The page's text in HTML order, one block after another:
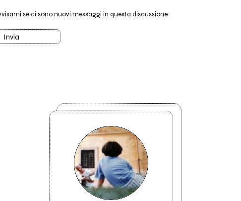
se ci sono nuovi messaggi in questa discussione
Invia